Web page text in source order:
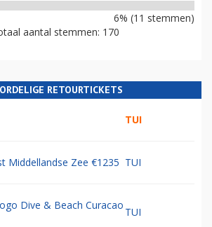
6% (11 stemmen)
aantal stemmen: 170
RETOURTICKETS
TUI
Middellandse Zee €1235 TUI
Dive & Beach Curacao
TUI